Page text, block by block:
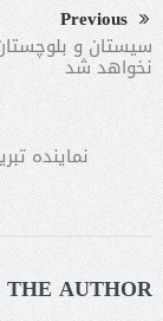
Previous
سیستان و
نخواهد شد
نماینده
AUTHOR